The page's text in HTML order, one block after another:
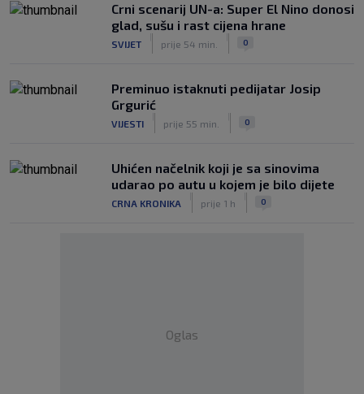
Crni scenarij UN-a: Super El Nino donosi
glad, sušu i rast cijena hrane
SVIJET prije 54 min. 0
Preminuo istaknuti pedijatar Josip
Grgurić
VIJESTI prije 55 min. 0
Uhićen načelnik koji je sa sinovima
udarao po autu u kojem je bilo dijete
CRNA KRONIKA prije 1 h 0
Oglas